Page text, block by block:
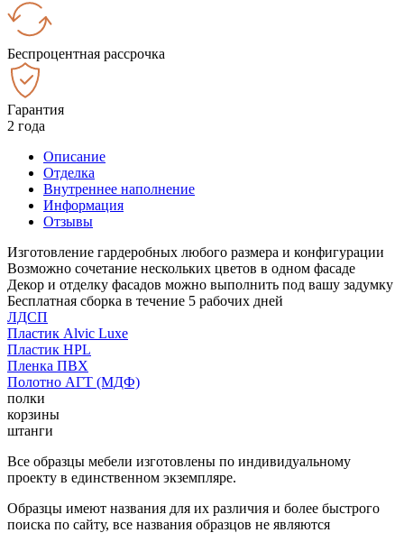
Беспроцентная рассрочка
Гарантия
2 года
Описание
Отделка
Внутреннее наполнение
Информация
Отзывы
Изготовление гардеробных любого размера и конфигурации
Возможно сочетание нескольких цветов в одном фасаде
Декор и отделку фасадов можно выполнить под вашу задумку
Бесплатная сборка в течение 5 рабочих дней
ЛДСП
Пластик Alvic Luxe
Пластик HPL
Пленка ПВХ
Полотно АГТ (МДФ)
полки
корзины
штанги
Все образцы мебели изготовлены по индивидуальному
проекту в единственном экземпляре.
Образцы имеют названия для их различия и более быстрого
поиска по сайту, все названия образцов не являются